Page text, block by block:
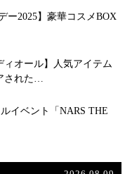
ー2025】豪華コスメBOX
ィオール】人気アイテム
された…
イベント「NARS THE